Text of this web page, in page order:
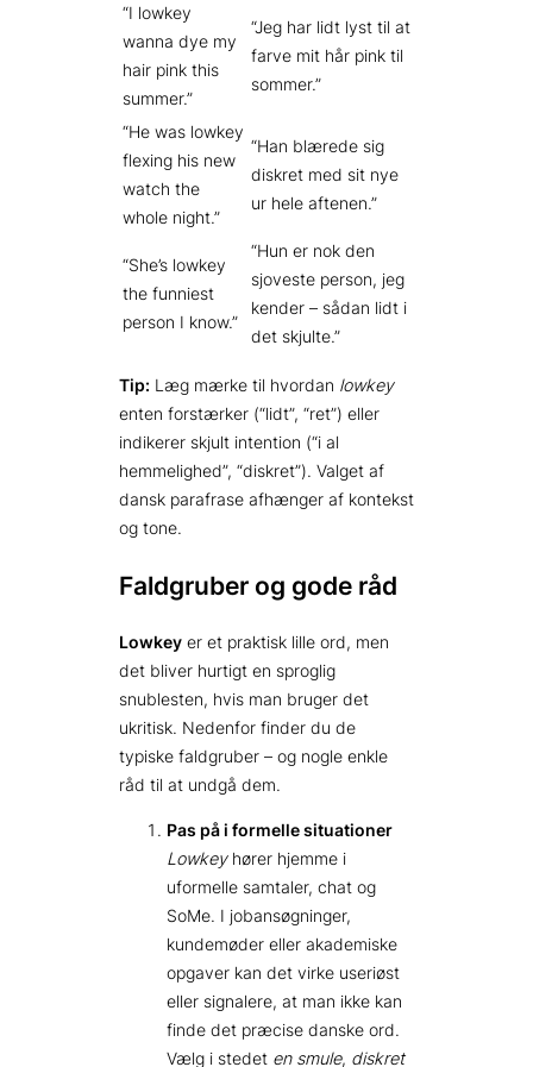
“I lowkey
wanna dye my
hair pink this
summer.”
“Jeg har lidt lyst til at
farve mit hår pink til
sommer.”
“He was lowkey
flexing his new
watch the
whole night.”
“Han blærede sig
diskret med sit nye
ur hele aftenen.”
“She’s lowkey
the funniest
person I know.”
“Hun er nok den
sjoveste person, jeg
kender – sådan lidt i
det skjulte.”
Tip: Læg mærke til hvordan lowkey
enten forstærker (“lidt”, “ret”) eller
indikerer skjult intention (“i al
hemmelighed”, “diskret”). Valget af
dansk parafrase afhænger af kontekst
og tone.
Faldgruber og gode råd
Lowkey er et praktisk lille ord, men
det bliver hurtigt en sproglig
snublesten, hvis man bruger det
ukritisk. Nedenfor finder du de
typiske faldgruber – og nogle enkle
råd til at undgå dem.
Pas på i formelle situationer
Lowkeyhører hjemme i
uformelle samtaler, chat og
SoMe. I jobansøgninger,
kundemøder eller akademiske
opgaver kan det virke useriøst
eller signalere, at man ikke kan
finde det præcise danske ord.
Vælg i stedet en smule, diskret